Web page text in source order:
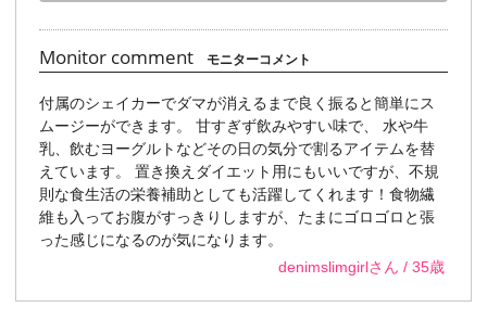
Monitor comment モニターコメント
付属のシェイカーでダマが消えるまで良く振ると簡単にス
ムージーができます。 甘すぎず飲みやすい味で、 水や牛
乳、飲むヨーグルトなどその日の気分で割るアイテムを替
えています。 置き換えダイエット用にもいいですが、不規
則な食生活の栄養補助としても活躍してくれます！食物繊
維も入ってお腹がすっきりしますが、たまにゴロゴロと張
った感じになるのが気になります。
denimslimgirlさん / 35歳